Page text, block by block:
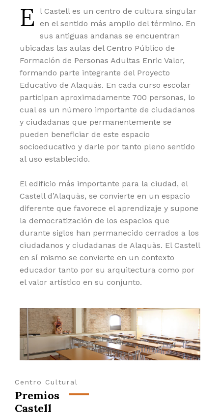
E
l Castell es un centro de cultura singular
en el sentido más amplio del término. En
sus antiguas andanas se encuentran
ubicadas las aulas del Centro Público de
Formación de Personas Adultas Enric Valor,
formando parte integrante del Proyecto
Educativo de Alaquàs. En cada curso escolar
participan aproximadamente 700 personas, lo
cual es un número importante de ciudadanos
y ciudadanas que permanentemente se
pueden beneficiar de este espacio
socioeducativo y darle por tanto pleno sentido
al uso establecido.
El edificio más importante para la ciudad, el
Castell d’Alaquàs, se convierte en un espacio
diferente que favorece el aprendizaje y supone
la democratización de los espacios que
durante siglos han permanecido cerrados a los
ciudadanos y ciudadanas de Alaquàs. El Castell
en sí mismo se convierte en un contexto
educador tanto por su arquitectura como por
el valor artístico en su conjunto.
Centro Cultural
Premios
Castell